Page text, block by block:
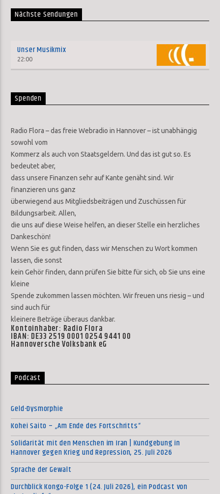
Nächste Sendungen
Unser Musikmix
22:00
Spenden
Radio Flora – das freie Webradio in Hannover – ist unabhängig
sowohl vom
Kommerz als auch von Staatsgeldern. Und das ist gut so. Es
bedeutet aber,
dass unsere Finanzen sehr auf Kante genäht sind. Wir
finanzieren uns ganz
überwiegend aus Mitgliedsbeiträgen und Zuschüssen für
Bildungsarbeit. Allen,
die uns auf diese Weise helfen, an dieser Stelle ein herzliches
Dankeschön!
Wenn Sie es gut finden, dass wir Menschen zu Wort kommen
lassen, die sonst
kein Gehör finden, dann prüfen Sie bitte für sich, ob Sie uns eine
kleine
Spende zukommen lassen möchten. Wir freuen uns riesig – und
sind auch für
kleinere Beträge überaus dankbar.
Kontoinhaber: Radio Flora
IBAN: DE33 2519 0001 0254 9441 00
Hannoversche Volksbank eG
Podcast
Geld-Dysmorphie
Kohei Saito – „Am Ende des Fortschritts“
Solidarität mit den Menschen im Iran | Kundgebung in
Hannover gegen Krieg und Repression, 25. Juli 2026
Sprache der Gewalt
Durchblick Kongo-Folge 1 (24. Juli 2026), ein Podcast von